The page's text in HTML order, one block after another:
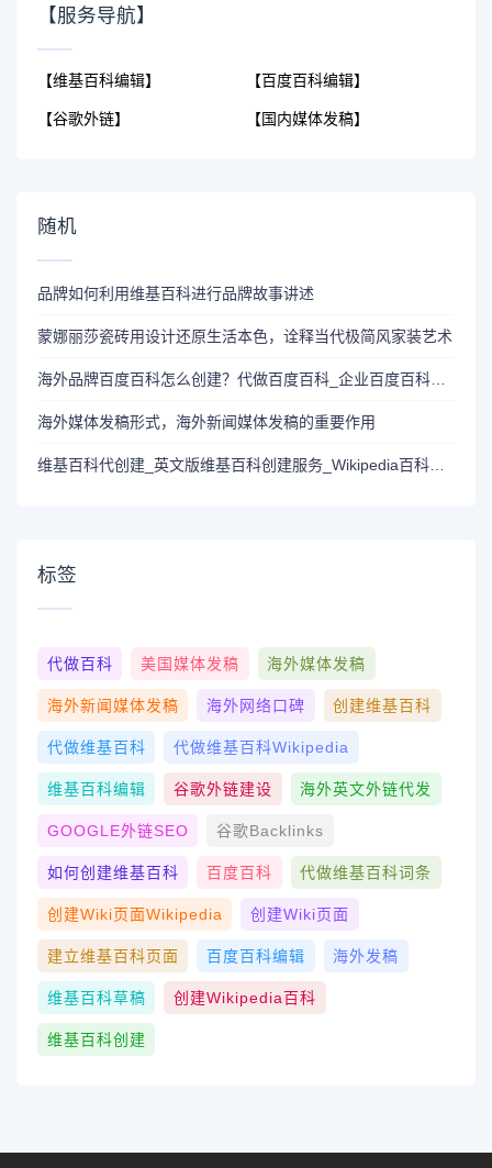
【服务导航】
【维基百科编辑】
【谷歌外链】
【百度百科编辑】
【国内媒体发稿】
随机
品牌如何利用维基百科进行品牌故事讲述
蒙娜丽莎瓷砖用设计还原生活本色，诠释当代极简风家装艺术
海外媒体发稿形式，海外新闻媒体发稿的重要作用
标签
代做百科 美国媒体发稿 海外媒体发稿
海外新闻媒体发稿 海外网络口碑 创建维基百科
代做维基百科 代做维基百科wikipedia
维基百科编辑 谷歌外链建设 海外英文外链代发
GOOGLE外链SEO 谷歌Backlinks
如何创建维基百科 百度百科 代做维基百科词条
创建wiki页面Wikipedia 创建wiki页面
建立维基百科页面 百度百科编辑 海外发稿
维基百科草稿 创建Wikipedia百科
维基百科创建